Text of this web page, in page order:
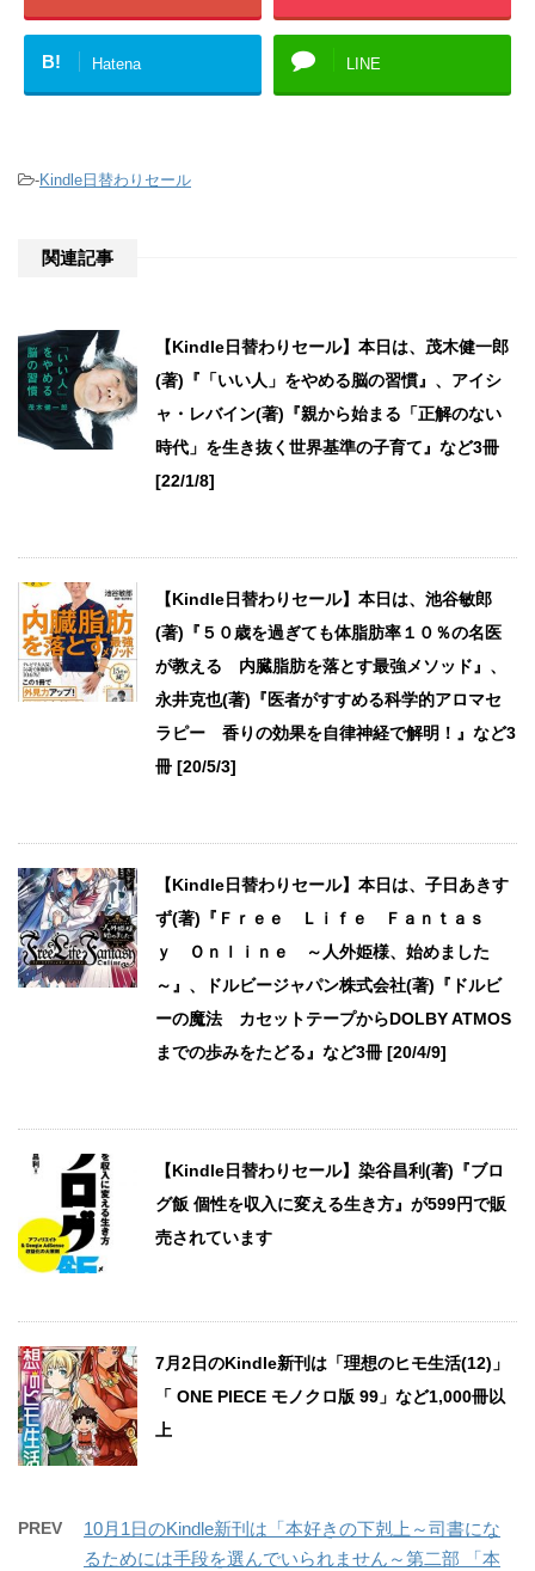
B! Hatena LINE
-Kindle日替わりセール
関連記事
【Kindle日替わりセール】本日は、茂木健一郎
(著)『「いい人」をやめる脳の習慣』、アイシ
ャ・レバイン(著)『親から始まる「正解のない
時代」を生き抜く世界基準の子育て』など3冊
[22/1/8]
【Kindle日替わりセール】本日は、池谷敏郎
(著)『５０歳を過ぎても体脂肪率１０％の名医
が教える 内臓脂肪を落とす最強メソッド』、
永井克也(著)『医者がすすめる科学的アロマセ
ラピー 香りの効果を自律神経で解明！』など3
冊 [20/5/3]
【Kindle日替わりセール】本日は、子日あきす
ず(著)『Ｆｒｅｅ Ｌｉｆｅ Ｆａｎｔａｓ
ｙ Ｏｎｌｉｎｅ ～人外姫様、始めました
～』、ドルビージャパン株式会社(著)『ドルビ
ーの魔法 カセットテープからDOLBY ATMOS
までの歩みをたどる』など3冊 [20/4/9]
【Kindle日替わりセール】染谷昌利(著)『ブロ
グ飯 個性を収入に変える生き方』が599円で販
売されています
7月2日のKindle新刊は「理想のヒモ生活(12)」
「 ONE PIECE モノクロ版 99」など1,000冊以
上
PREV
10月1日のKindle新刊は「本好きの下剋上～司書にな
るためには手段を選んでいられません～第二部 「本